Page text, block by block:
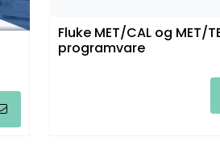
Fluke MET/CAL og MET/
programvare